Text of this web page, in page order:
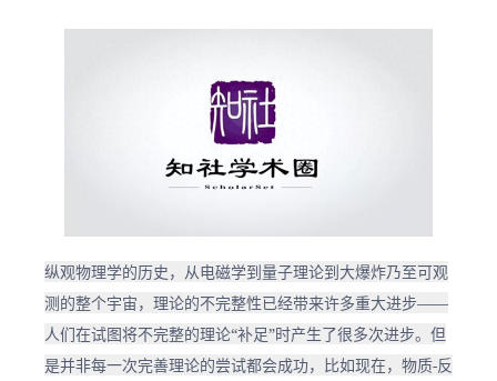
纵观物理学的历史，从电磁学到量子理论到大爆炸乃至可观
测的整个宇宙，理论的不完整性已经带来许多重大进步——
人们在试图将不完整的理论“补足”时产生了很多次进步。但
是并非每一次完善理论的尝试都会成功，比如现在，物质-反